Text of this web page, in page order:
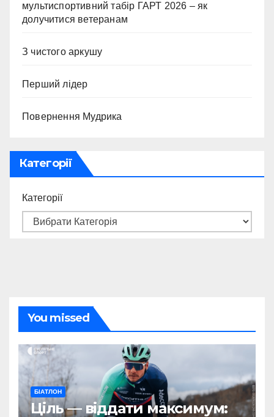
мультиспортивний табір ГАРТ 2026 – як
долучитися ветеранам
З чистого аркушу
Перший лідер
Повернення Мудрика
Категорії
Категорії
You missed
БІАТЛОН
Ціль — віддати максимум: